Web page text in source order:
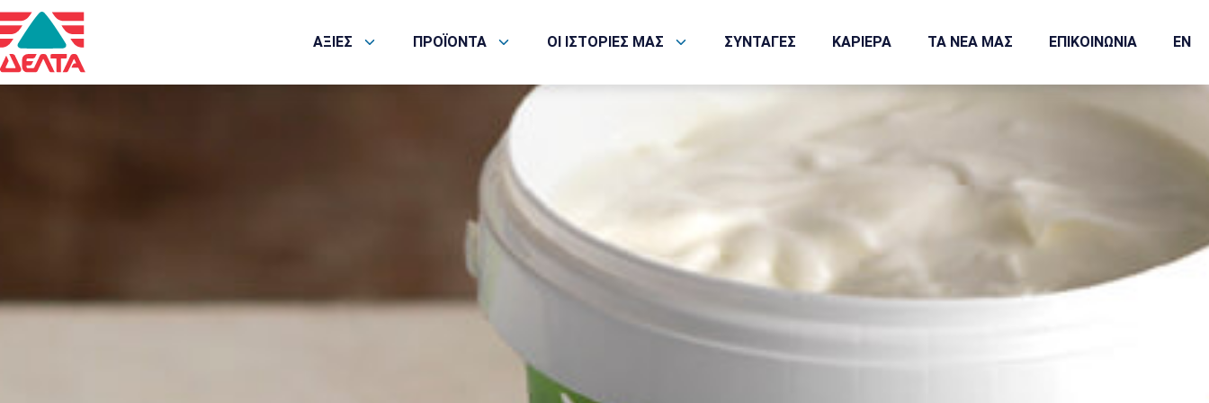
ΑΞΙΕΣ ΠΡΟΪΟΝΤΑ ΟΙ ΙΣΤΟΡΙΕΣ ΜΑΣ ΣΥΝΤΑΓΕΣ ΚΑΡΙΕΡΑ ΤΑ ΝΕΑ ΜΑΣ ΕΠΙΚΟΙΝΩΝΙΑ EN